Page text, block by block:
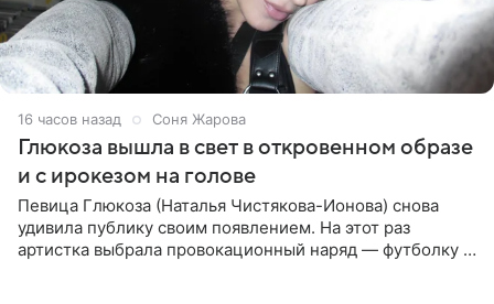
16 часов назад Соня Жарова
Глюкоза вышла в свет в откровенном образе
и с ирокезом на голове
Певица Глюкоза (Наталья Чистякова-Ионова) снова
удивила публику своим появлением. На этот раз
артистка выбрала провокационный наряд — футболку с